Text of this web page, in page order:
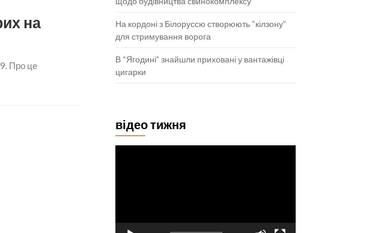
на
Про це
На кордоні з Білоруссю створюють “кілзону”
для стримування ворога
В “Ягодині” знайшли приховані у вантажівці
цигарки
відео тижня